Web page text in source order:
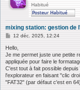
Habitué
mixing station: gestion de
M
s
s
g
e
12 déc. 2025, 12:24
Hello,
Je me permet juste une petite
appliquée pour faire le
C'est tout à fait possible
l'explorateur en faisant "clic
"FAT32" (par défaut c'est en 64)